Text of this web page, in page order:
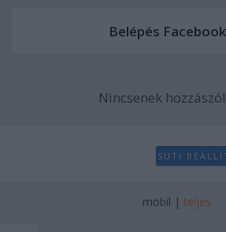
Nincsenek
SÜTI
mobil | teljes